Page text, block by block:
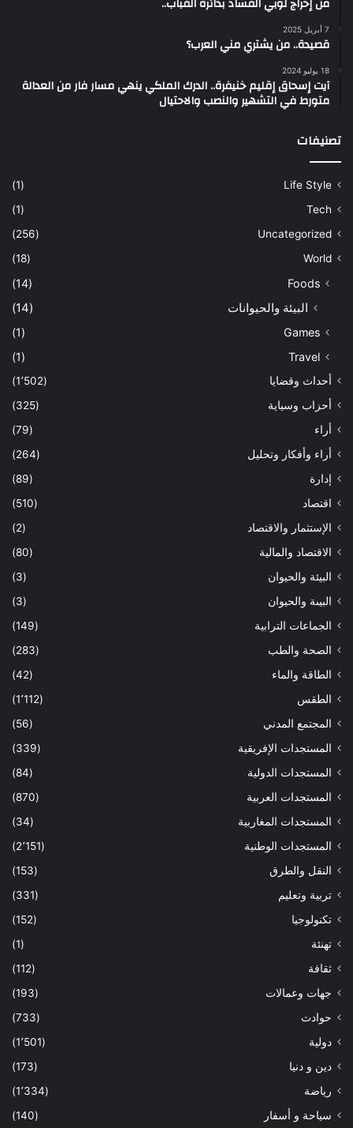
7 أبريل 2025
قصيدة.. من يشتري مني العرب؟
18 يوليو 2024
آيت إسحاق إقليم خنيفرة.. الدرك الملكي ينهي مسار فار من العدالة
متورط في التشهير والنصب والاحتيال
تصنيفات
Life Style
(1)
Tech
(1)
Uncategorized
(256)
World
(18)
Foods
(14)
البيئة والحيوانات (14)
Games
(1)
Travel
(1)
أحداث وقضايا
(1٬502)
أحزاب وسياية
(325)
أراء
(79)
أراء وأفكار وتحليل
(264)
إدارة
(89)
اقتصاد
(510)
الإستثمار والاقتصاد
(2)
الاقتصاد والمالية
(80)
البيئة والحيوان
(3)
البيىة والحيوان
(3)
الجماعات الترابية
(149)
الصحة والطب
(283)
الطاقة والماء
(42)
الطقس
(1٬112)
المجتمع المدني
(56)
المستجدات الإفريقية
(339)
المستجدات الدولية
(84)
المستجدات العربية
(870)
المستجدات المغاربية
(34)
المستجدات الوطنية
(2٬151)
النقل والطرق
(153)
تربية وتعليم
(331)
تكنولوجيا
(152)
تهنئة
(1)
ثقافة
(112)
جهات وعمالات
(193)
حوادث
(733)
دولية
(1٬501)
دين و دنيا
(173)
رياضة
(1٬334)
سياحة و أسفار
(140)